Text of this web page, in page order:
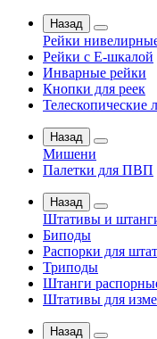
Назад
Рейки
Рейки с Е-шкалой
Инварные рейки
Кнопки для реек
Телескопические
Назад
Мишени
Палетки для ПВП
Назад
Штативы и
Биподы
Распорки для
Триподы
Штанги
Штативы для
Назад